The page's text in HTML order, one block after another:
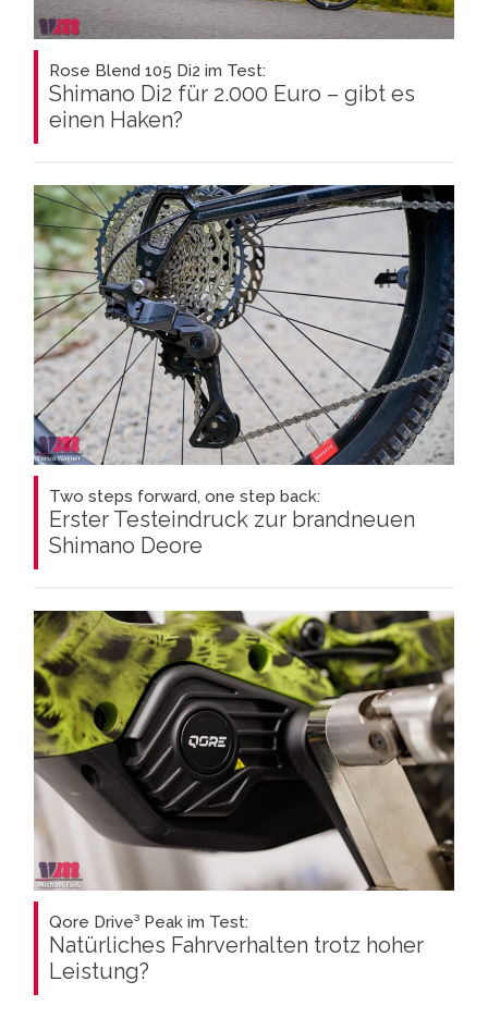
Rose Blend 105 Di2 im Test:
Shimano Di2 für 2.000 Euro – gibt es
einen Haken?
Two steps forward, one step back:
Erster Testeindruck zur brandneuen
Shimano Deore
Qore Drive³ Peak im Test:
Natürliches Fahrverhalten trotz hoher
Leistung?